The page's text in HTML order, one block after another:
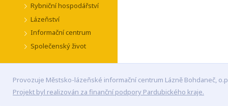
Rybniční hospodářství
Lázeňství
Informační centrum
Společenský život
Provozuje Městsko-lázeňské informační centrum Lázně Bohdaneč,
Projekt byl realizován za finanční podpory Pardubického kraje.